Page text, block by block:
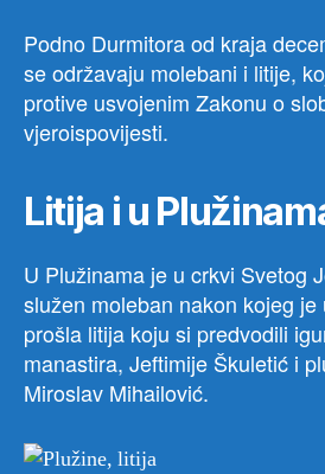
Podno Durmitora od kraja
se održavaju molebani i litije,
protive usvojenim Zakonu o
vjeroispovijesti.
Litija i u
U Plužinama je u crkvi Svetog
služen moleban nakon kojeg
prošla litija koju si predvodili
manastira, Jeftimije Škuletić i
Miroslav Mihailović.